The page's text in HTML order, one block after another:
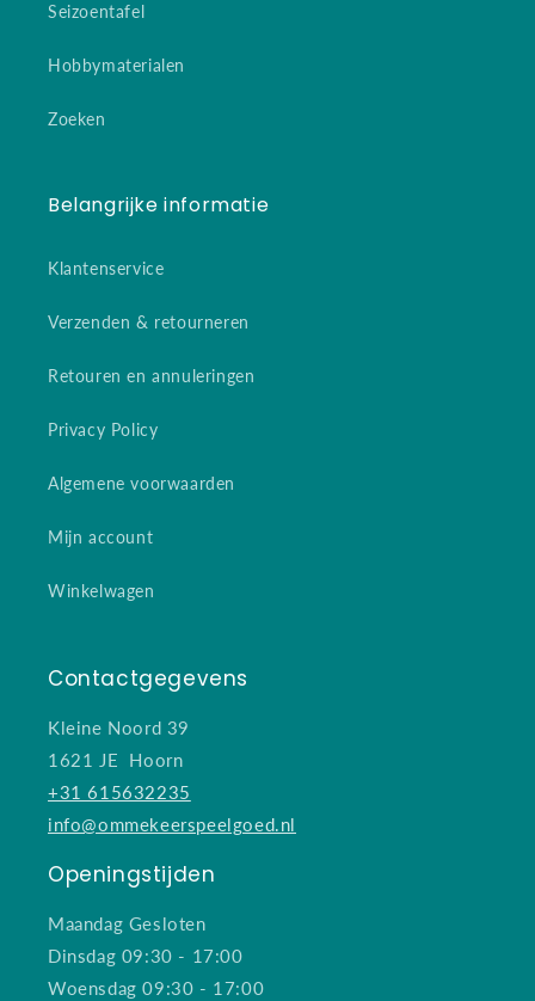
Seizoentafel
Hobbymaterialen
Zoeken
Belangrijke informatie
Klantenservice
Verzenden & retourneren
Retouren en annuleringen
Privacy Policy
Algemene voorwaarden
Mijn account
Winkelwagen
Contactgegevens
Kleine Noord 39
1621 JE Hoorn
+31 615632235
info@ommekeerspeelgoed.nl
Openingstijden
Maandag Gesloten
Dinsdag 09:30 - 17:00
Woensdag 09:30 - 17:00